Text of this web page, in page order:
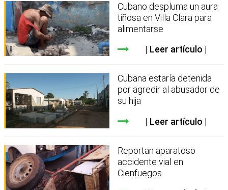
Cubano despluma un aura
tiñosa en Villa Clara para
alimentarse
Leer artículo
Cubana estaría detenida
por agredir al abusador de
su hija
Leer artículo
Reportan aparatoso
accidente vial en
Cienfuegos